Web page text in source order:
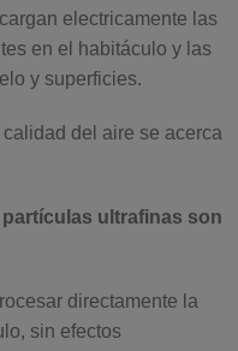
electricamente las
en el habitáculo y las
y superficies.
del aire se acerca
ultrafinas son
directamente la
sin efectos